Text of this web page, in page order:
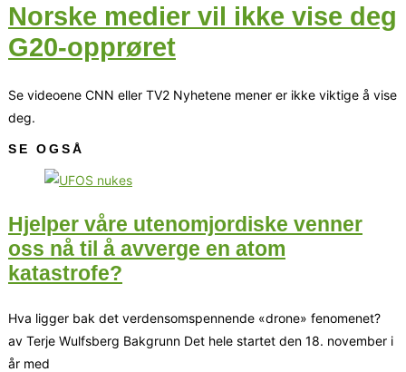
Norske medier vil ikke vise deg
G20-opprøret
Se videoene CNN eller TV2 Nyhetene mener er ikke viktige å vise
deg.
SE OGSÅ
Hjelper våre utenomjordiske venner
oss nå til å avverge en atom
katastrofe?
Hva ligger bak det verdensomspennende «drone» fenomenet?
av Terje Wulfsberg Bakgrunn Det hele startet den 18. november i
år med